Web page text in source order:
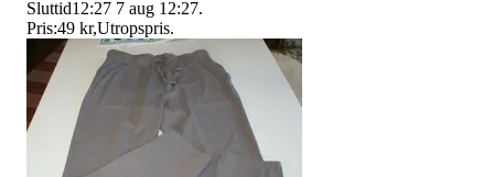
Sluttid12:27 7 aug 12:27.
Pris:49 kr,Utropspris.